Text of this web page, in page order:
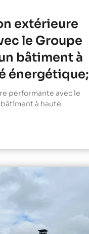
extérieure
le Groupe
bâtiment à
énergétique;
performante avec le
à haute